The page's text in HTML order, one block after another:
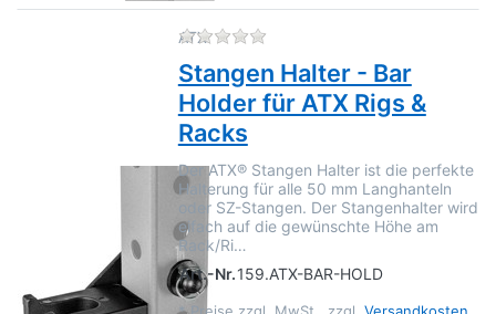
ATX Zu diesem Produkt liegen
Stangen Halter - Bar
Holder für ATX Rigs &
Racks
Der ATX® Stangen Halter ist die perfekte
Halterung für alle 50 mm Langhanteln
oder SZ-Stangen. Der Stangenhalter wird
eifach auf die gewünschte Höhe am
Rack/Ri…
Art.-Nr.159.ATX-BAR-HOLD
* Preise zzgl. MwSt., zzgl. Versandkosten